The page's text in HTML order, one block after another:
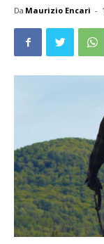
Da Maurizio Encari -